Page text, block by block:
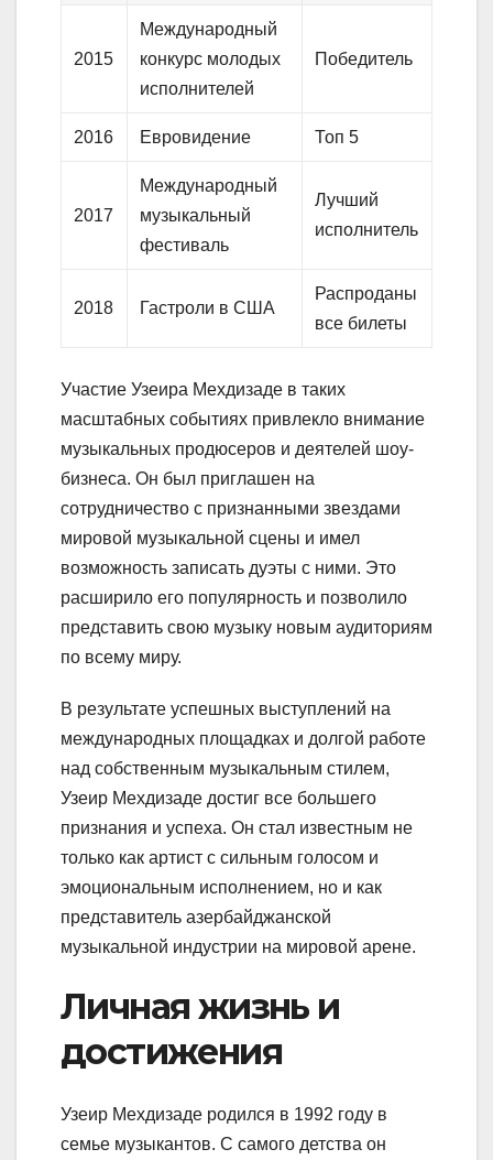
2015
Международный
конкурс молодых
исполнителей
Победитель
2016 Евровидение Топ 5
2017
Международный
музыкальный
фестиваль
Лучший
исполнитель
2018 Гастроли в США
Распроданы
все билеты
Участие Узеира Мехдизаде в таких
масштабных событиях привлекло внимание
музыкальных продюсеров и деятелей шоу-
бизнеса. Он был приглашен на
сотрудничество с признанными звездами
мировой музыкальной сцены и имел
возможность записать дуэты с ними. Это
расширило его популярность и позволило
представить свою музыку новым аудиториям
по всему миру.
В результате успешных выступлений на
международных площадках и долгой работе
над собственным музыкальным стилем,
Узеир Мехдизаде достиг все большего
признания и успеха. Он стал известным не
только как артист с сильным голосом и
эмоциональным исполнением, но и как
представитель азербайджанской
музыкальной индустрии на мировой арене.
Личная жизнь и
достижения
Узеир Мехдизаде родился в 1992 году в
семье музыкантов. С самого детства он